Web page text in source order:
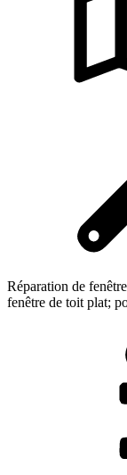
Réparation de
fenêtre de toit plat;